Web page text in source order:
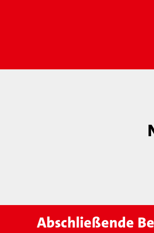
Abschließende